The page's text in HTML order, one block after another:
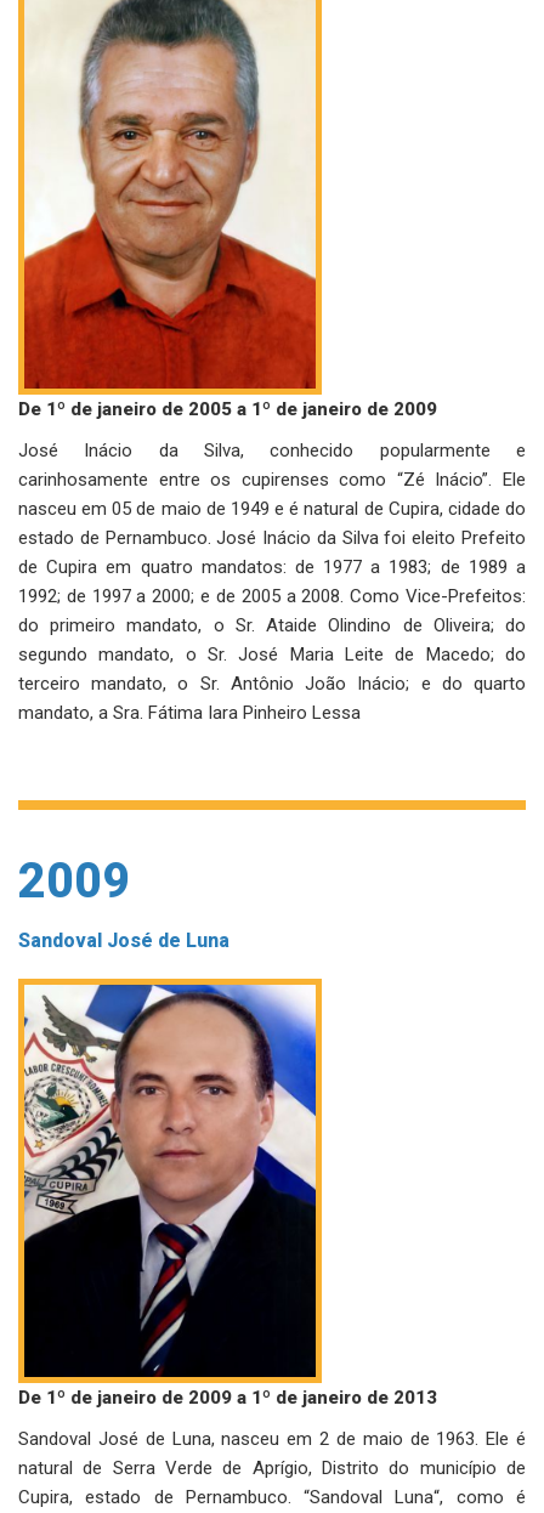
De 1º de janeiro de 2005 a 1º de janeiro de 2009
José Inácio da Silva, conhecido popularmente e
carinhosamente entre os cupirenses como “Zé Inácio”. Ele
nasceu em 05 de maio de 1949 e é natural de Cupira, cidade do
estado de Pernambuco. José Inácio da Silva foi eleito Prefeito
de Cupira em quatro mandatos: de 1977 a 1983; de 1989 a
1992; de 1997 a 2000; e de 2005 a 2008. Como Vice-Prefeitos:
do primeiro mandato, o Sr. Ataide Olindino de Oliveira; do
segundo mandato, o Sr. José Maria Leite de Macedo; do
terceiro mandato, o Sr. Antônio João Inácio; e do quarto
mandato, a Sra. Fátima Iara Pinheiro Lessa
2009
Sandoval José de Luna
De 1º de janeiro de 2009 a 1º de janeiro de 2013
Sandoval José de Luna, nasceu em 2 de maio de 1963. Ele é
natural de Serra Verde de Aprígio, Distrito do município de
Cupira, estado de Pernambuco. “Sandoval Luna“, como é